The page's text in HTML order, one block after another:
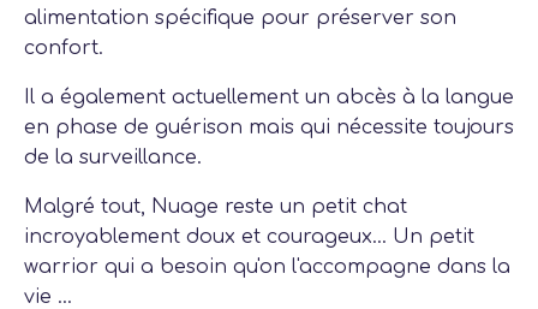
alimentation spécifique pour préserver son
confort.
Il a également actuellement un abcès à la langue
en phase de guérison mais qui nécessite toujours
de la surveillance.
Malgré tout, Nuage reste un petit chat
incroyablement doux et courageux... Un petit
warrior qui a besoin qu'on l'accompagne dans la
vie ...